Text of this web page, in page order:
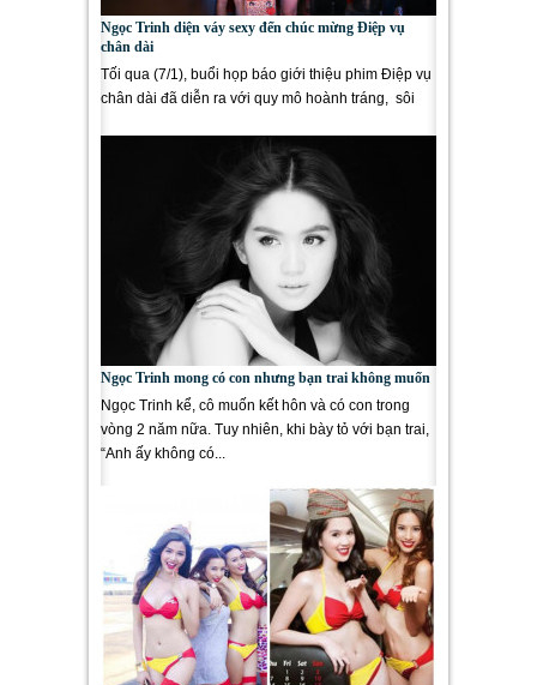
Ngọc Trinh diện váy sexy đến chúc mừng Điệp vụ
chân dài
Tối qua (7/1), buổi họp báo giới thiệu phim Điệp vụ
chân dài đã diễn ra với quy mô hoành tráng, sôi
Ngọc Trinh mong có con nhưng bạn trai không muốn
Ngọc Trinh kể, cô muốn kết hôn và có con trong
vòng 2 năm nữa. Tuy nhiên, khi bày tỏ với bạn trai,
“Anh ấy không có...